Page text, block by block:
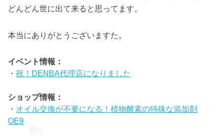
どんどん世に出て来ると思ってます。
本当にありがとうございますた。
イベント情報：
・祝！DENBA代理店になりました
ショップ情報：
・ オイル交換が不要になる！植物酵素の特殊な添加剤
OE9